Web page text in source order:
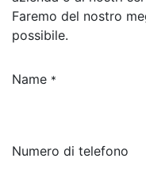
Faremo del nostro
possibile.
Name *
Numero di telefono